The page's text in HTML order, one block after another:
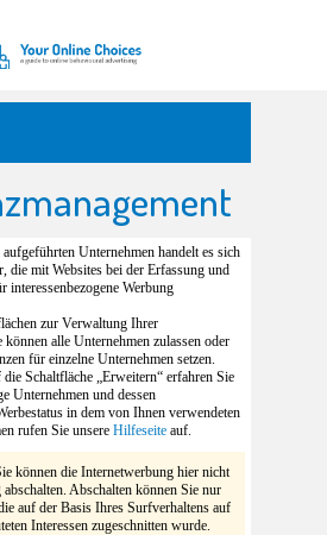
Unternehmen handelt es sich
die mit Websites bei der Erfassung und
interessenbezogene Werbung
zur Verwaltung Ihrer
können alle Unternehmen zulassen oder
für einzelne Unternehmen setzen.
Schaltfläche „Erweitern“ erfahren Sie
Unternehmen und dessen
in dem von Ihnen verwendeten
rufen Sie unsere Hilfeseite auf.
können die Internetwerbung hier nicht
Abschalten können Sie nur
auf der Basis Ihres Surfverhaltens auf
Interessen zugeschnitten wurde.